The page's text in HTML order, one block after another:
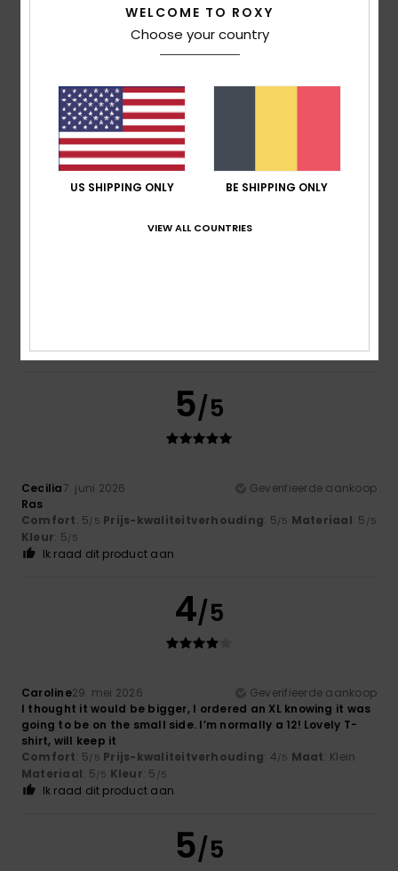
5/5
Laurent21. juni 2026
Great T-shirt
Comfort: 5/5 Prijs-kwaliteitverhouding
Materiaal: 5/5 Kleur: 5
Ik raad dit product aan
5/5
maatMateriaal: 5/5 Kleur: 5/5
5/5
Cecilia7. juni 2026
Geverifieerde aankoop
Ras
Comfort: 5/5 Prijs-kwaliteitverhouding: 5/5 Materiaal: 5 /5
Kleur: 5/5
Ik raad dit product aan
4/5
Caroline29. mei 2026
Geverifieerde aankoop
I thought it would be bigger, I ordered an XL knowing it was
going to be on the small side. I’m normally a 12! Lovely T-
shirt, will keep it
Comfort: 5/5 Prijs-kwaliteitverhouding: 4/5 Maat: Klein
Materiaal: 5/5 Kleur: 5 /5
Ik raad dit product aan
5/5
WELCOME TO ROXY
Choose your country
US SHIPPING ONLY BE SHIPPING ONLY
VIEW ALL COUNTRIES